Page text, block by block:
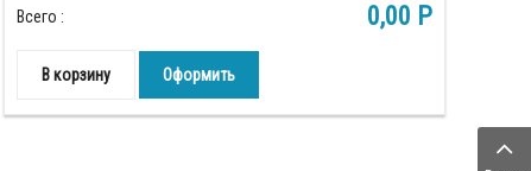
Всего : 0,00 P
В корзину Оформить